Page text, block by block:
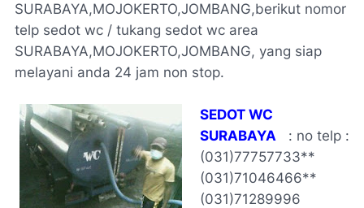
SURABAYA,MOJOKERTO,JOMBANG,berikut nomor
telp sedot wc / tukang sedot wc area
SURABAYA,MOJOKERTO,JOMBANG, yang siap
melayani anda 24 jam non stop.
SEDOT WC
SURABAYA: no telp :
(031)77757733**
(031)71046466**
(031)71289996